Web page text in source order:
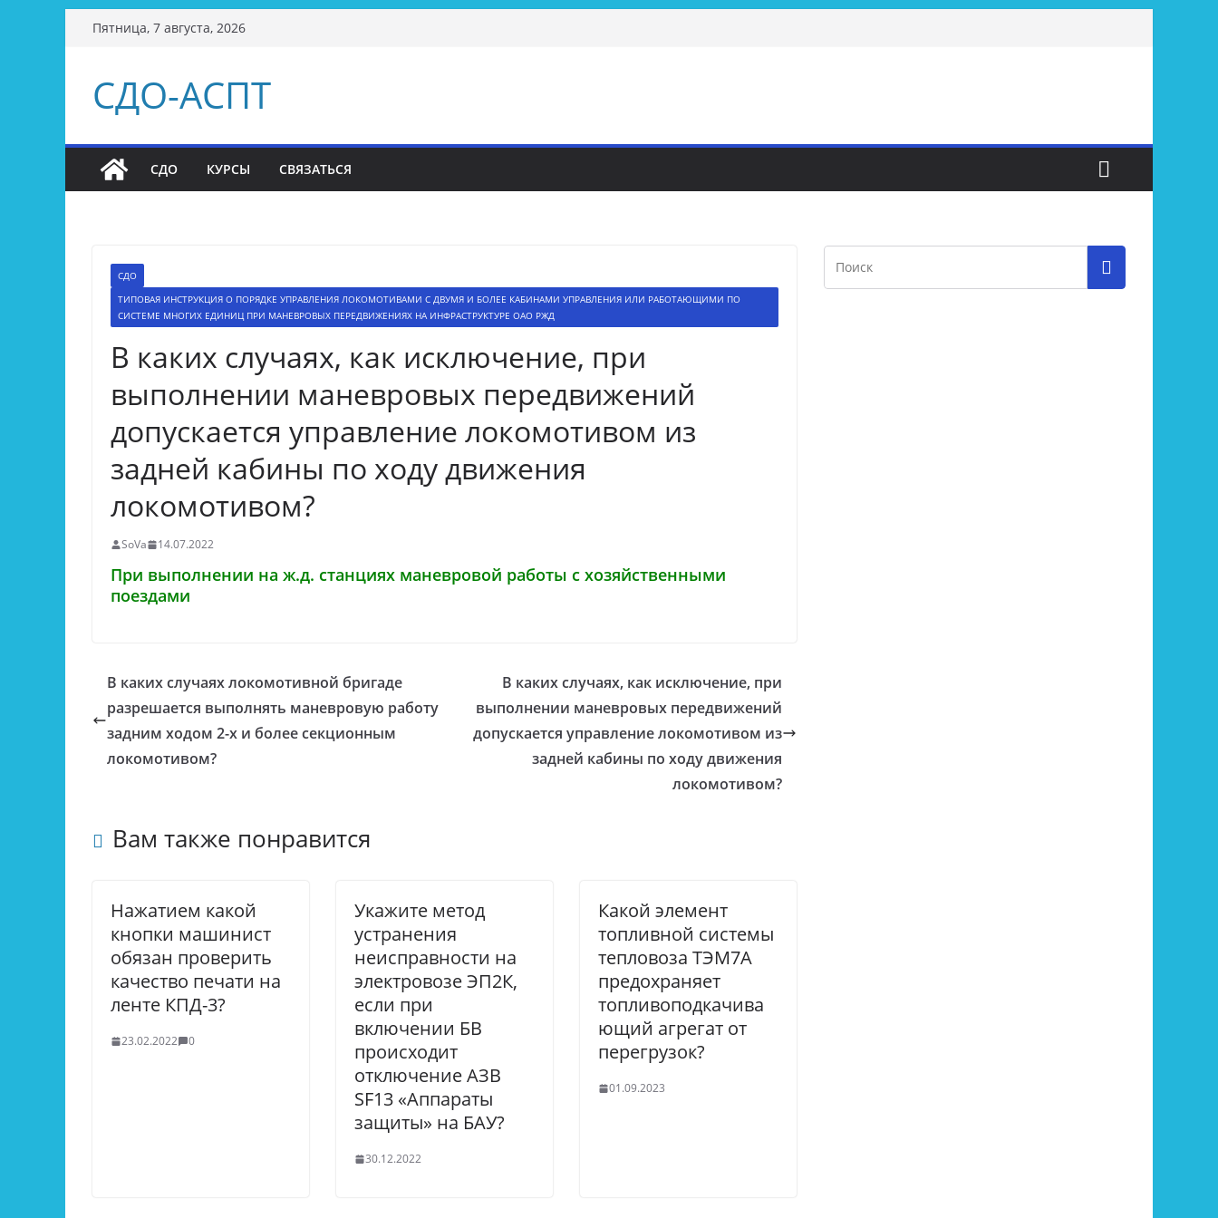
Перейти
Пятница, 7 августа, 2026
СДО-АСПТ
СДО КУРСЫ СВЯЗАТЬСЯ
СДО
ТИПОВАЯ ИНСТРУКЦИЯ О ПОРЯДКЕ УПРАВЛЕНИЯ ЛОКОМОТИВАМИ С ДВУМЯ И БОЛЕЕ КАБИНАМИ УПРАВЛЕНИЯ ИЛИ РАБОТАЮЩИМИ ПО
СИСТЕМЕ МНОГИХ ЕДИНИЦ ПРИ МАНЕВРОВЫХ ПЕРЕДВИЖЕНИЯХ НА ИНФРАСТРУКТУРЕ ОАО РЖД
В каких случаях, как исключение, при
выполнении маневровых передвижений
допускается управление локомотивом из
задней кабины по ходу движения
локомотивом?
SoVa 14.07.2022
При выполнении на ж.д. станциях маневровой работы с хозяйственными
поездами
В каких случаях локомотивной бригаде
разрешается выполнять маневровую работу
задним ходом 2-х и более секционным
локомотивом?
В каких случаях, как исключение, при
выполнении маневровых передвижений
допускается управление локомотивом из
задней кабины по ходу движения
локомотивом?
Вам также понравится
Нажатием какой
кнопки машинист
обязан проверить
качество печати на
ленте КПД-3?
23.02.2022 0
Укажите метод
устранения
неисправности на
электровозе ЭП2К,
если при
включении БВ
происходит
отключение АЗВ
SF13 «Аппараты
защиты» на БАУ?
30.12.2022
Какой элемент
топливной системы
тепловоза ТЭМ7А
предохраняет
топливоподкачива
ющий агрегат от
перегрузок?
01.09.2023